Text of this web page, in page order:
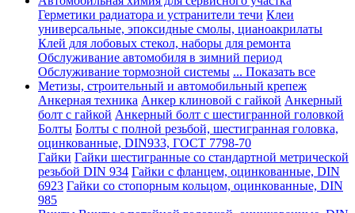
Герметики радиатора и устранители течи Клеи
универсальные, эпоксидные смолы, цианоакрилаты
Клей для лобовых стекол, наборы для ремонта
Обслуживание автомобиля в зимний период
Обслуживание тормозной системы ... Показать все
Метизы, строительный и автомобильный крепеж
Анкерная техника Анкер клиновой с гайкой Анкерный
болт с гайкой Анкерный болт с шестигранной головкой
Болты Болты с полной резьбой, шестигранная головка,
оцинкованные, DIN933, ГОСТ 7798-70
Гайки Гайки шестигранные со стандартной метрической
резьбой DIN 934 Гайки с фланцем, оцинкованные, DIN
6923 Гайки со стопорным кольцом, оцинкованные, DIN
985